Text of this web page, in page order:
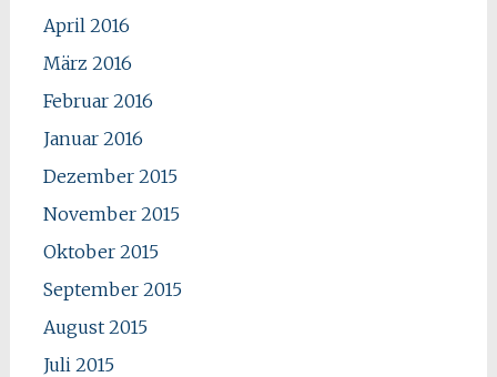
April 2016
März 2016
Februar 2016
Januar 2016
Dezember 2015
November 2015
Oktober 2015
September 2015
August 2015
Juli 2015